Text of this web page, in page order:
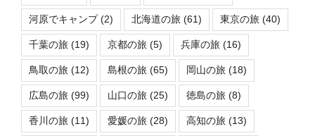
河原でキャンプ(2) 北海道の旅 (61) 東京の旅 (40)
千葉の旅 (19) 京都の旅 (5) 兵庫の旅 (16)
鳥取の旅 (12) 島根の旅 (65) 岡山の旅 (18)
広島の旅 (99) 山口の旅 (25) 徳島の旅 (8)
香川の旅 (11) 愛媛の旅 (28) 高知の旅 (13)